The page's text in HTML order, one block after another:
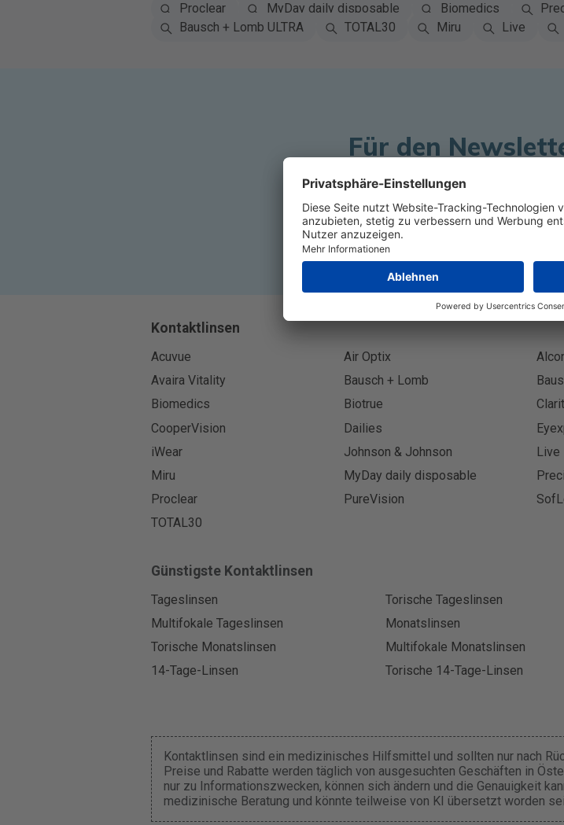
Proclear
MyDay daily disposable Biomedics
Bausch + Lomb ULTRA
TOTAL30 Miru Live
Für den
Kontaktlinsen
Acuvue Air Optix
Avaira Vitality
Bausch + Lomb
Biomedics
Biotrue
CooperVision
Dailies
iWear
Johnson & Johnson Live
Miru
MyDay daily disposable
Proclear
PureVision
TOTAL30
Günstigste Kontaktlinsen
Tageslinsen
Torische Tageslinsen
Multifokale Tageslinsen
Monatslinsen
Torische Monatslinsen
Multifokale Monatslinsen
14-Tage-Linsen
Torische 14-Tage-Linsen
Kontaktlinsen sind ein medizinisches Hilfsmittel und sollten nur nach
Preise und Rabatte werden täglich von ausgesuchten Geschäften in
nur zu Informationszwecken, können sich ändern und die Genauigkeit
medizinische Beratung und könnte teilweise von KI übersetzt worden